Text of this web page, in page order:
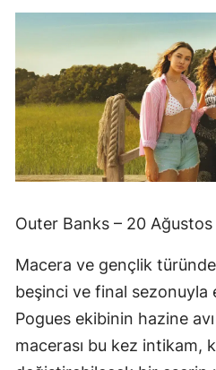
Outer Banks – 20
Macera ve gençlik
beşinci ve final sezonuyla
Pogues ekibinin hazine
macerası bu kez intikam,